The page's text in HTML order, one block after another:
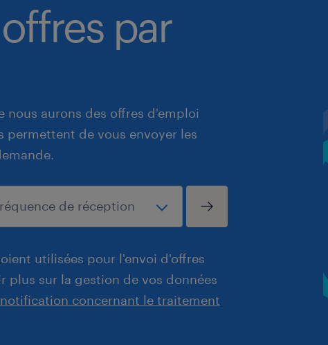
par
nous aurons des offres d'emploi
permettent de vous envoyer les
utilisées pour l'envoi d'offres
plus sur la gestion de vos données
concernant le traitement